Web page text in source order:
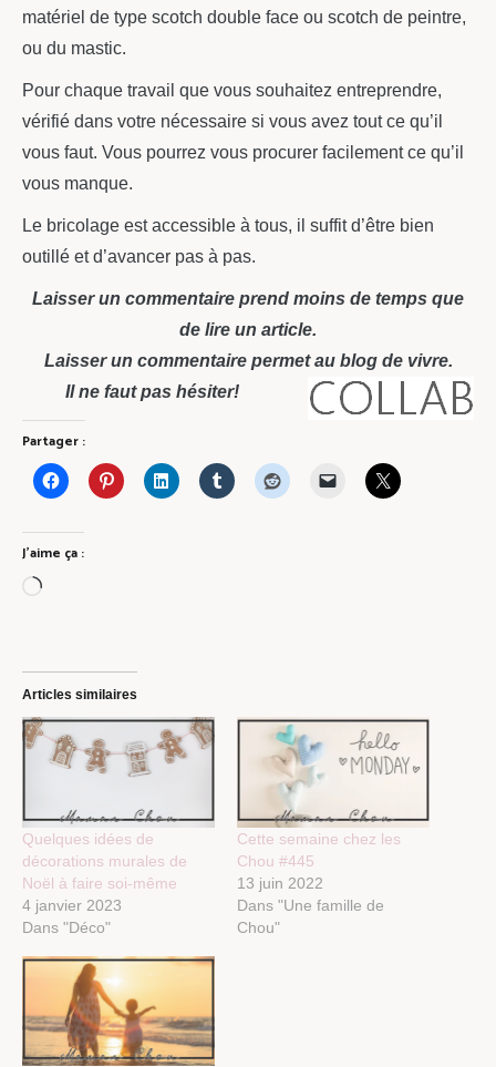
matériel de type scotch double face ou scotch de peintre,
ou du mastic.
Pour chaque travail que vous souhaitez entreprendre,
vérifié dans votre nécessaire si vous avez tout ce qu’il
vous faut. Vous pourrez vous procurer facilement ce qu’il
vous manque.
Le bricolage est accessible à tous, il suffit d’être bien
outillé et d’avancer pas à pas.
Laisser un commentaire prend moins de temps que
de lire un article.
Laisser un commentaire permet au blog de vivre.
Il ne faut pas hésiter!
Partager :
J’aime ça :
Chargement…
Articles similaires
Quelques idées de
décorations murales de
Noël à faire soi-même
4 janvier 2023
Dans "Déco"
Cette semaine chez les
Chou #445
13 juin 2022
Dans "Une famille de
Chou"